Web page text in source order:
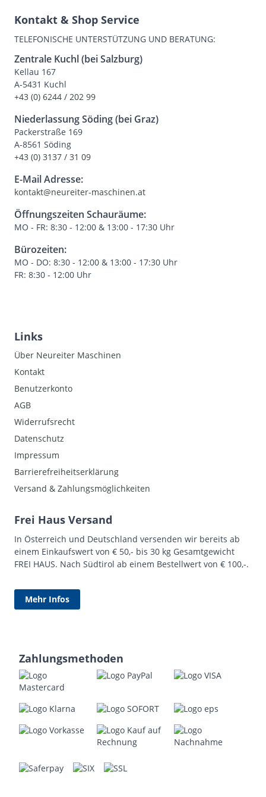
Kontakt & Shop Service
TELEFONISCHE UNTERSTÜTZUNG UND BERATUNG:
Zentrale Kuchl (bei Salzburg)
Kellau 167
A-5431 Kuchl
+43 (0) 6244 / 202 99
Niederlassung Söding (bei Graz)
Packerstraße 169
A-8561 Söding
+43 (0) 3137 / 31 09
E-Mail Adresse:
kontakt@neureiter-maschinen.at
Öffnungszeiten Schauräume:
MO - FR: 8:30 - 12:00 & 13:00 - 17:30 Uhr
Bürozeiten:
MO - DO: 8:30 - 12:00 & 13:00 - 17:30 Uhr
FR: 8:30 - 12:00 Uhr
Links
Über Neureiter Maschinen
Kontakt
Benutzerkonto
AGB
Widerrufsrecht
Datenschutz
Impressum
Barrierefreiheitserklärung
Versand & Zahlungsmöglichkeiten
Frei Haus Versand
In Österreich und Deutschland versenden wir bereits ab
einem Einkaufswert von € 50,- bis 30 kg Gesamtgewicht
FREI HAUS. Nach Südtirol ab einem Bestellwert von € 100,-.
Mehr Infos
Zahlungsmethoden